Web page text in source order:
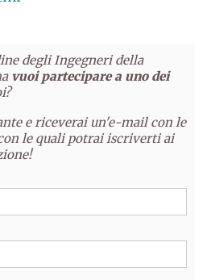
degli Ingegneri della
vuoi partecipare a uno dei
e riceverai un'e-mail con le
le quali potrai iscriverti ai